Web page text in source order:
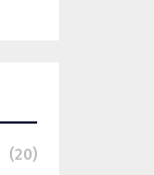
(20)